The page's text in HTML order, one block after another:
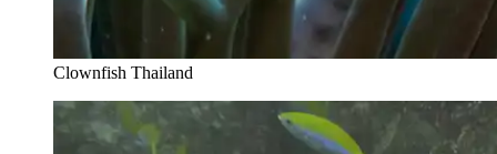
Clownfish Thailand